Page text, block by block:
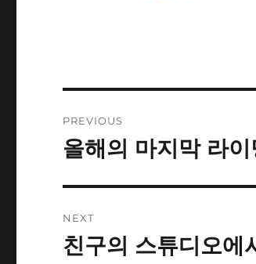
navigation
PREVIOUS
Previous
올해의 마지막 라
NEXT
Next
친구의 스튜디오에